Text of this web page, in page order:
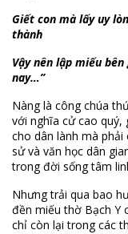
Giết con mà lấy uy
thành
Vậy nên lập miếu
nay…”
Nàng là công chúa
với nghĩa cử cao quý,
cho dân lành mà
sử và văn học dân
trong đời sống tâm
Nhưng trải qua bao
đền miếu thờ Bạch Y
chỉ còn lại trong các